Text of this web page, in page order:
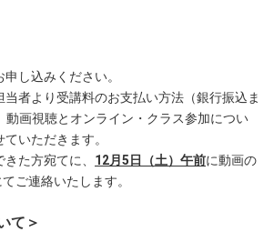
し込みください。
当者より受講料のお支払い方法（銀行振込ま
動画視聴とオンライン・クラス参加につい
いただきます。
た方宛てに、 12月5日（土）午前に動画の
ご連絡いたします。
て＞